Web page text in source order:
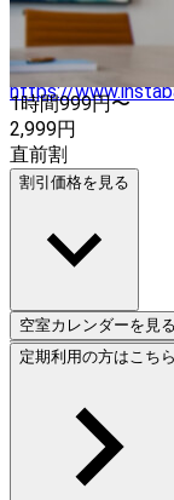
ray,DVDプレーヤー ■ゲーム、おもちゃ 囲碁、将棋、トラン
プ、UNO、オセロ、ジェンガ ■ミシ
予約ください。
https://
1時間999円〜
2,999円
直前割
割引価格を見る
空室カレンダーを見る
定期利用の方はこちら